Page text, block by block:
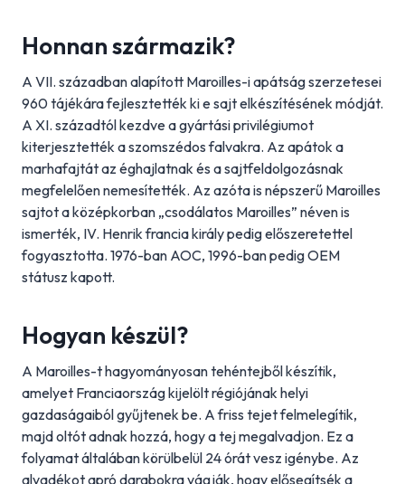
Honnan származik?
A VII. században alapított Maroilles-i apátság szerzetesei
960 tájékára fejlesztették ki e sajt elkészítésének módját.
A XI. századtól kezdve a gyártási privilégiumot
kiterjesztették a szomszédos falvakra. Az apátok a
marhafajtát az éghajlatnak és a sajtfeldolgozásnak
megfelelően nemesítették. Az azóta is népszerű Maroilles
sajtot a középkorban „csodálatos Maroilles” néven is
ismerték, IV. Henrik francia király pedig előszeretettel
fogyasztotta. 1976-ban AOC, 1996-ban pedig OEM
státusz kapott.
Hogyan készül?
A Maroilles-t hagyományosan tehéntejből készítik,
amelyet Franciaország kijelölt régiójának helyi
gazdaságaiból gyűjtenek be. A friss tejet felmelegítik,
majd oltót adnak hozzá, hogy a tej megalvadjon. Ez a
folyamat általában körülbelül 24 órát vesz igénybe. Az
alvadékot apró darabokra vágják, hogy elősegítsék a